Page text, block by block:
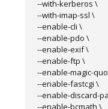
--with-kerberos \
--with-imap-ssl \
--enable-cli \
--enable-pdo \
--enable-exif \
--enable-ftp \
--enable-magic-
--enable-fastcgi \
--enable-discard-
--enable-bcmath \